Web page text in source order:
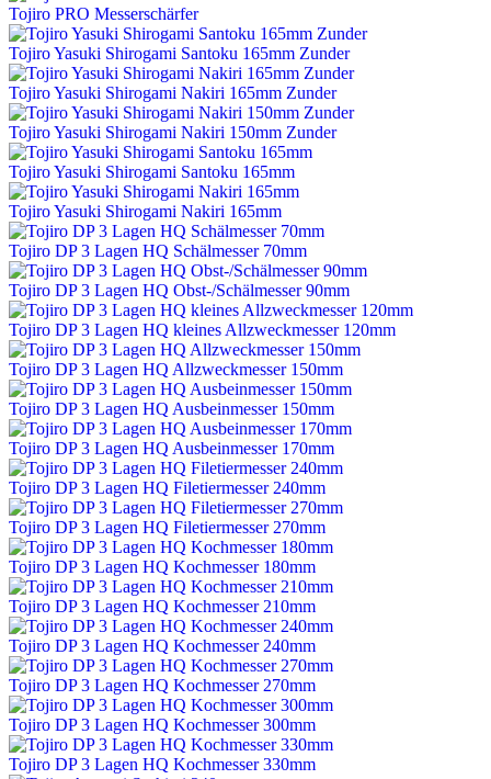
Tojiro PRO Messerschärfer
Tojiro Yasuki Shirogami Santoku 165mm Zunder
Tojiro Yasuki Shirogami Nakiri 165mm Zunder
Tojiro Yasuki Shirogami Nakiri 150mm Zunder
Tojiro Yasuki Shirogami Santoku 165mm
Tojiro Yasuki Shirogami Nakiri 165mm
Tojiro DP 3 Lagen HQ Schälmesser 70mm
Tojiro DP 3 Lagen HQ Obst-/Schälmesser 90mm
Tojiro DP 3 Lagen HQ kleines Allzweckmesser 120mm
Tojiro DP 3 Lagen HQ Allzweckmesser 150mm
Tojiro DP 3 Lagen HQ Ausbeinmesser 150mm
Tojiro DP 3 Lagen HQ Ausbeinmesser 170mm
Tojiro DP 3 Lagen HQ Filetiermesser 240mm
Tojiro DP 3 Lagen HQ Filetiermesser 270mm
Tojiro DP 3 Lagen HQ Kochmesser 180mm
Tojiro DP 3 Lagen HQ Kochmesser 210mm
Tojiro DP 3 Lagen HQ Kochmesser 240mm
Tojiro DP 3 Lagen HQ Kochmesser 270mm
Tojiro DP 3 Lagen HQ Kochmesser 300mm
Tojiro DP 3 Lagen HQ Kochmesser 330mm